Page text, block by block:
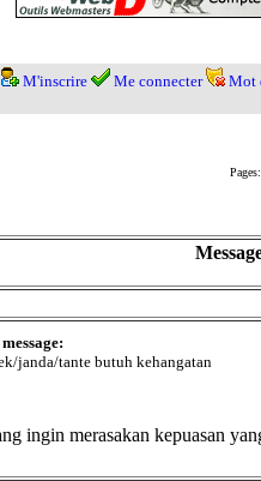
M'inscrire Me connecter Mot
Pages:
janda/tante butuh kehangatan
ingin merasakan kepuasan